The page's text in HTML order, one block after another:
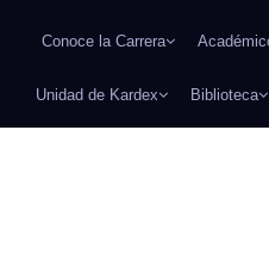
Conoce la Carrera
Unidad de Kardex Biblioteca